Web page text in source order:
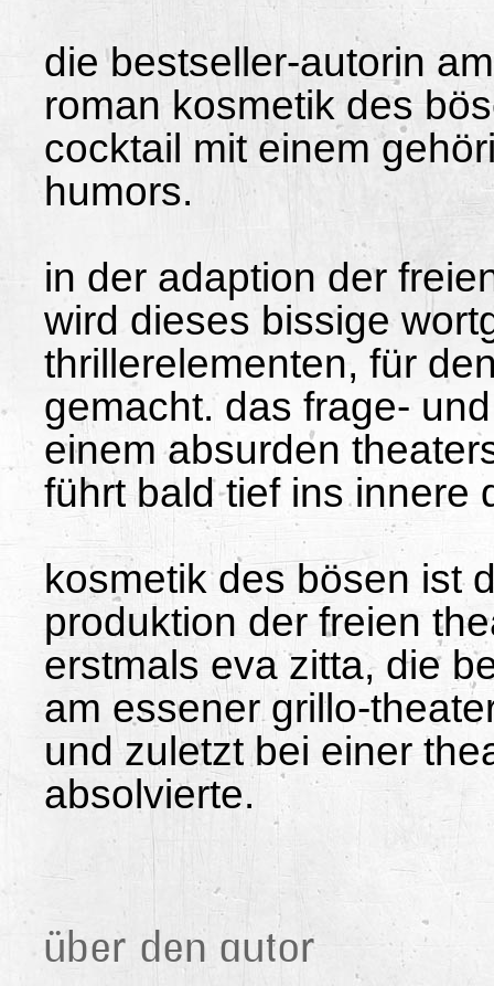
die bestseller-autorin
roman kosmetik des
cocktail mit einem
humors.
in der adaption der
wird dieses bissige
thrillerelementen, für
gemacht. das frage-
einem absurden
führt bald tief ins innere
kosmetik des bösen ist
produktion der freien
erstmals eva zitta, die
am essener grillo-
und zuletzt bei einer
absolvierte.
über den autor